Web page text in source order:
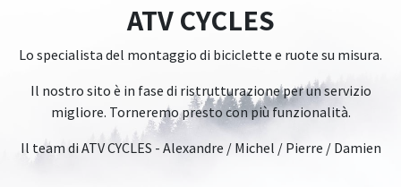
ATV CYCLES
Lo specialista del montaggio di biciclette e ruote su misura.
Il nostro sito è in fase di ristrutturazione per un servizio
migliore. Torneremo presto con più funzionalità.
Il team di ATV CYCLES - Alexandre / Michel / Pierre / Damien